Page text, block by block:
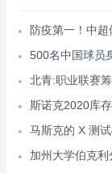
防疫第一！中
500名中国球员
北青:职业联赛
斯诺克2020库
马斯克的 X 测
加州大学伯克利